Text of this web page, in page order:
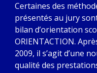
Certaines des
présentés au jury
bilan d’orientation
ORIENTACTION.
2009, il s’agit d’une
qualité des